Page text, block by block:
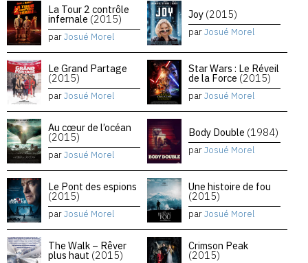
La Tour 2 contrôle
infernale (2015)
parJosué Morel
Joy (2015)
parJosué Morel
Le Grand Partage
(2015)
parJosué Morel
Star Wars : Le Réveil
de la Force (2015)
parJosué Morel
Au cœur de l’océan
(2015)
parJosué Morel
Body Double (1984)
parJosué Morel
Le Pont des espions
(2015)
parJosué Morel
Une histoire de fou
(2015)
parJosué Morel
The Walk – Rêver
plus haut (2015)
Crimson Peak
(2015)